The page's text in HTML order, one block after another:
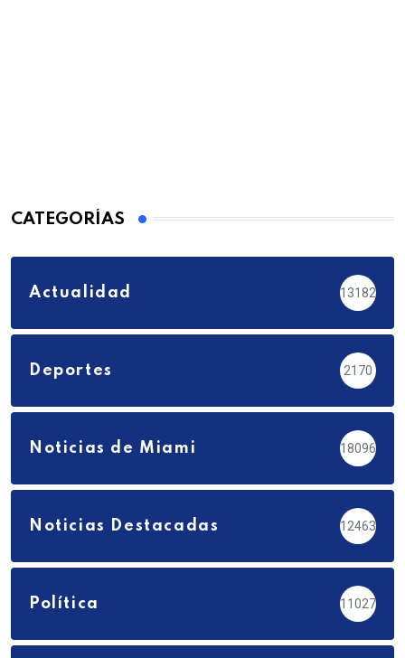
CATEGORÍAS
Actualidad 13182
Deportes 2170
Noticias de Miami 18096
Noticias Destacadas 12463
Política 11027